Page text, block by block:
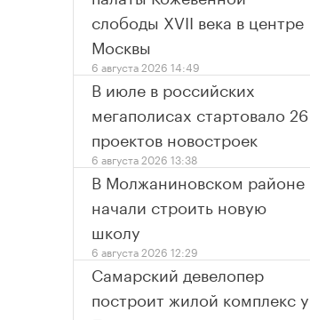
слободы XVII века в центре
Москвы
6 августа 2026 14:49
В июле в российских
мегаполисах стартовало 26
проектов новостроек
6 августа 2026 13:38
В Молжаниновском районе
начали строить новую
школу
6 августа 2026 12:29
Самарский девелопер
построит жилой комплекс у